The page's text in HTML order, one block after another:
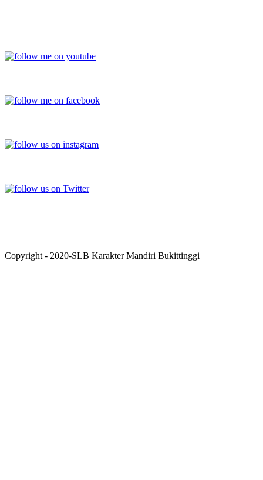
Copyright - 2020-SLB Karakter Mandiri Bukittinggi